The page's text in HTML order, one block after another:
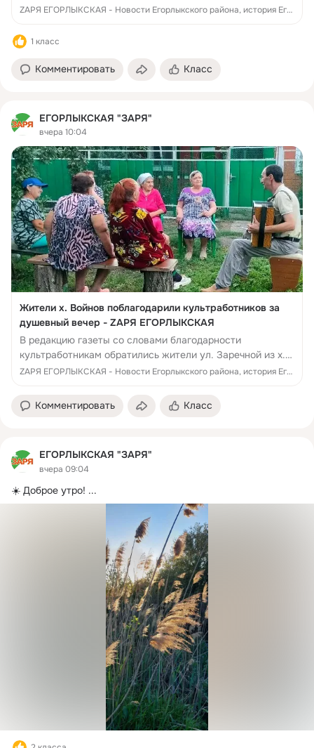
где он находится, какие документы понадобятся для
ZАРЯ ЕГОРЛЫКСКАЯ - Новости Егорлыкского района, история Егорлыкского района, памятники, люди, достижения, события Егорлыкского района
1 класс
Комментировать Класс
ЕГОРЛЫКСКАЯ "ЗАРЯ"
вчера 10:04
Жители х. Войнов поблагодарили культработников за
душевный вечер - ZАРЯ ЕГОРЛЫКСКАЯ
В редакцию газеты со словами благодарности
культработникам обратились жители ул. Заречной из х.
Войнов. Они рассказали о теплом, душевном вечере,
ZАРЯ ЕГОРЛЫКСКАЯ - Новости Егорлыкского района, история Егорлыкского района, памятники, люди, достижения, события Егорлыкского района
Комментировать Класс
ЕГОРЛЫКСКАЯ "ЗАРЯ"
вчера 09:04
☀️ Доброе утро! ...